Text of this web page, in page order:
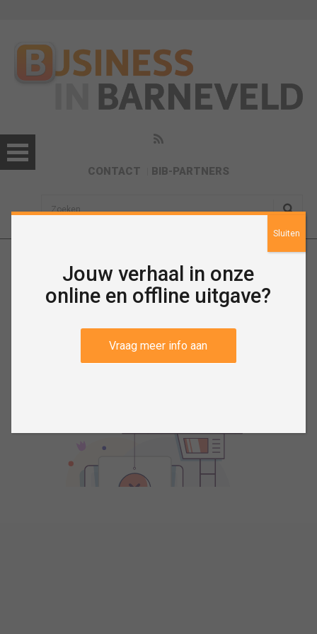
CONTACT BIB-PARTNERS
sisea.search
December 2020
Jouw verhaal in onze
online en offline uitgave?
Vraag meer info aan
Sluiten